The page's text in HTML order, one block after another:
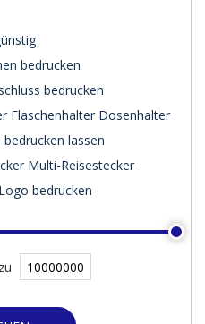
bedrucken
bedrucken
Flaschenhalter Dosenhalter
lassen
Multi-Reisestecker
bedrucken
zu